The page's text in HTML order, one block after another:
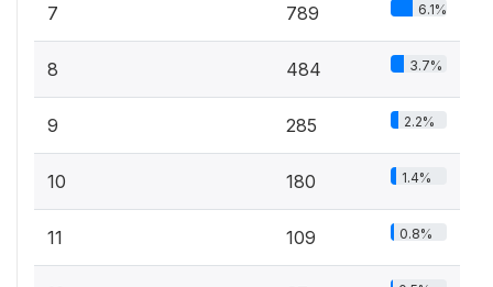
7 789 6.1%
8 484 3.7%
9 285 2.2%
10 180 1.4%
11 109 0.8%